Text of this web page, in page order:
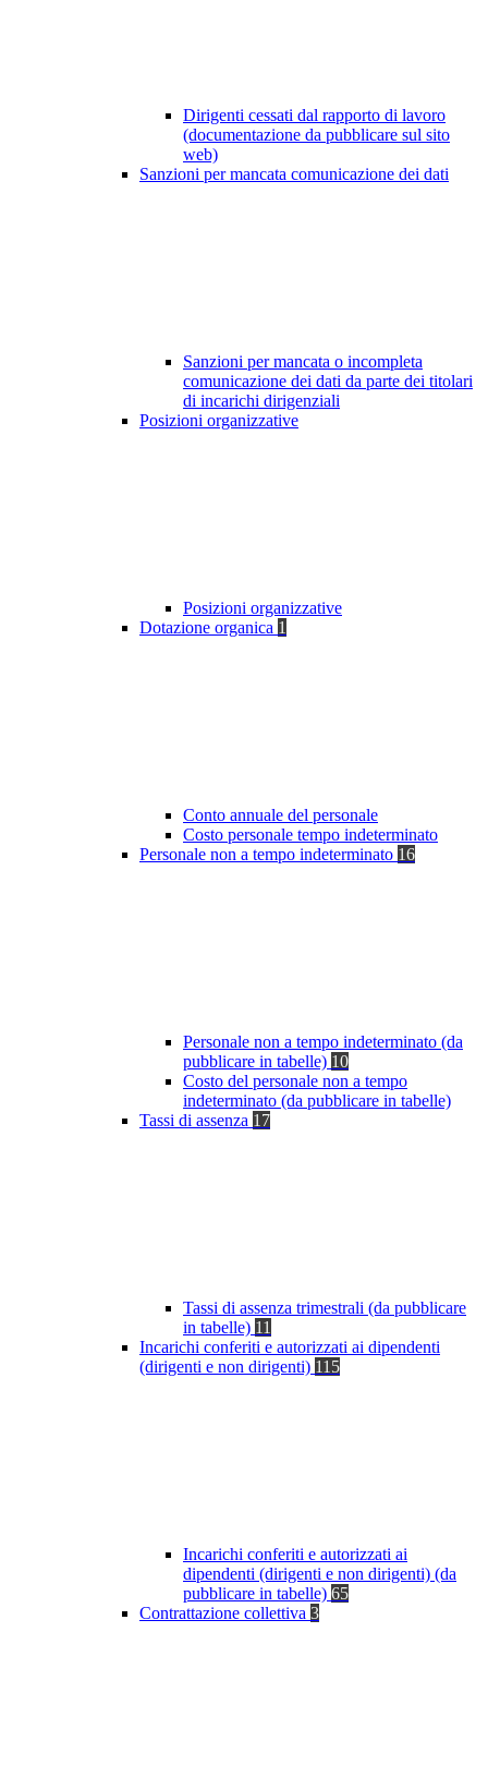
Dirigenti cessati dal rapporto di lavoro
(documentazione da pubblicare sul sito
web)
Sanzioni per mancata comunicazione dei dati
Sanzioni per mancata o incompleta
comunicazione dei dati da parte dei titolari
di incarichi dirigenziali
Posizioni organizzative
Posizioni organizzative
Dotazione organica 1
Conto annuale del personale
Costo personale tempo indeterminato
Personale non a tempo indeterminato 16
Personale non a tempo indeterminato (da
pubblicare in tabelle) 10
Costo del personale non a tempo
indeterminato (da pubblicare in tabelle)
Tassi di assenza 17
Tassi di assenza trimestrali (da pubblicare
in tabelle) 11
Incarichi conferiti e autorizzati ai dipendenti
(dirigenti e non dirigenti) 115
Incarichi conferiti e autorizzati ai
dipendenti (dirigenti e non dirigenti) (da
pubblicare in tabelle) 65
Contrattazione collettiva 3